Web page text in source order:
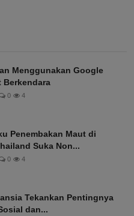
Menggunakan Google
Berkendara
0 4
Penembakan Maut di
Suka Non...
0 4
Tekankan Pentingnya
dan...